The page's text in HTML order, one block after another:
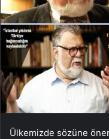
Ülkemizde sözüne